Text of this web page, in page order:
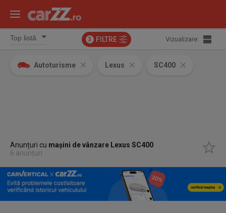
3 FILTRE Vizualizare:
Autoturisme Lexus SC400
Anunțuri cu mașini de vânzare Lexus SC400
6 anunțuri